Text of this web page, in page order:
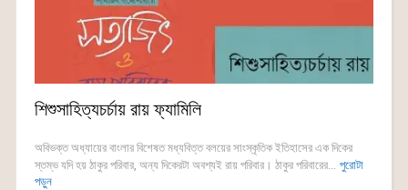
শিশুসাহিত্যচর্চায় রায় ফ্যামিলি
অবিভক্ত অধ্যায়ের বাংলার বিশেষত মধ্যবিত্ত বলয়ের সাংস্কৃতিক ইতিহাসের এক দিকের
স্তম্ভ যদি হয় ঠাকুর পরিবার, অন্য দিকেরটা অবশ্যই রায় পরিবার। ঠাকুর পরিবারের... পুরোটা
পড়ুন